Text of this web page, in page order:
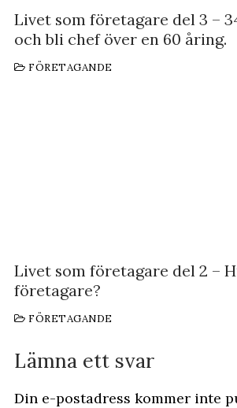
Livet som företagare del 3 –
och bli chef över en 60 åring.
FÖRETAGANDE
Livet som företagare del 2 –
företagare?
FÖRETAGANDE
Lämna ett svar
Din e-postadress kommer inte